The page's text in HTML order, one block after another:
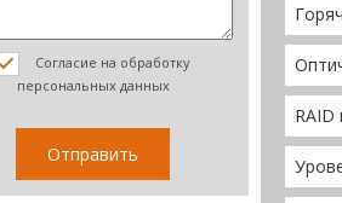
Согласие на обработку
персональных данных
RAID